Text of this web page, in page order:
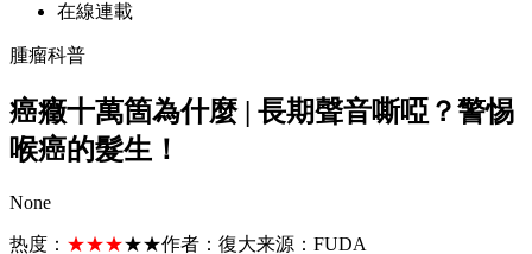
在線連載
腫瘤科普
癌癥十萬箇為什麼 | 長期聲音嘶啞？警惕
喉癌的髮生！
None
热度： ★★★★★作者： 復大来源： FUDA